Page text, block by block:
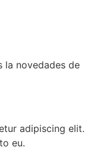
la novedades de
adipiscing elit.
eu.